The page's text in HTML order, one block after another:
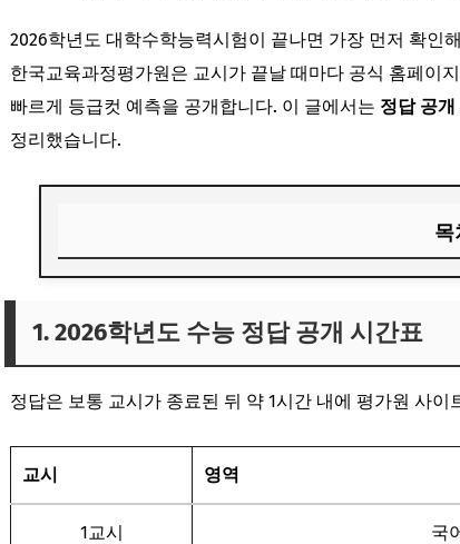
2026학년도 대학수학능력시험이 끝나면 가장 먼저 확인
한국교육과정평가원은 교시가 끝날 때마다 공식 홈페이
빠르게 등급컷 예측을 공개합니다. 이 글에서는 정답 공
정리했습니다.
목
2. 예상 등급컷 확인하기
5. 가채점 시 유의사항
6. 마무리
1. 2026학년도 수능 정답 공개 시간표
정답은 보통 교시가 종료된 뒤 약 1시간 내에 평가원 사
교시 영역
1교시 국